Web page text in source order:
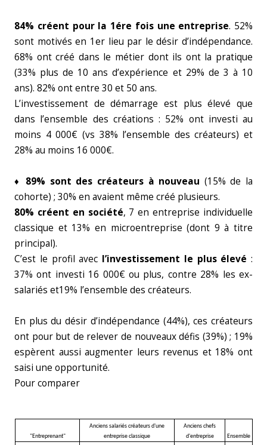
84% créent pour la 1ére fois une entreprise. 52%
sont motivés en 1er lieu par le désir d’indépendance.
68% ont créé dans le métier dont ils ont la pratique
(33% plus de 10 ans d’expérience et 29% de 3 à 10
ans). 82% ont entre 30 et 50 ans.
L’investissement de démarrage est plus élevé que
dans l’ensemble des créations : 52% ont investi au
moins 4 000€ (vs 38% l’ensemble des créateurs) et
28% au moins 16 000€.
♦ 89% sont des créateurs à nouveau (15% de la
cohorte) ; 30% en avaient même créé plusieurs.
80% créent en société, 7 en entreprise individuelle
classique et 13% en microentreprise (dont 9 à titre
principal).
C’est le profil avec l’investissement le plus élevé :
37% ont investi 16 000€ ou plus, contre 28% les ex-
salariés et19% l’ensemble des créateurs.
En plus du désir d’indépendance (44%), ces créateurs
ont pour but de relever de nouveaux défis (39%) ; 19%
espèrent aussi augmenter leurs revenus et 18% ont
saisi une opportunité.
Pour comparer
"Entreprenant"
Anciens salariés créateurs d'une
entreprise classique
Anciens chefs
d'entreprise
Ensemble